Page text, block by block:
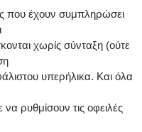
που έχουν συμπληρώσει
χωρίς σύνταξη (ούτε
υπερήλικα. Και όλα
ρυθμίσουν τις οφειλές